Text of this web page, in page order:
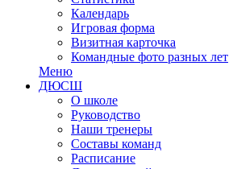
Календарь
Игровая форма
Визитная карточка
Командные фото разных лет
Меню
ДЮСШ
О школе
Руководство
Наши тренеры
Составы команд
Расписание